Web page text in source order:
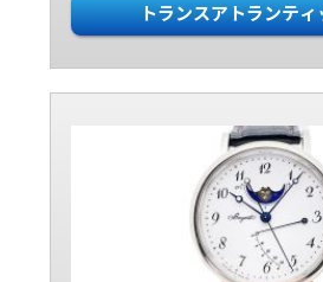
トランスアトランティ